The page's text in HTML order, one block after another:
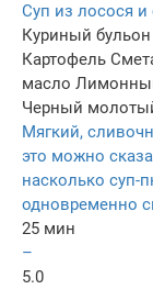
Суп из лосося и
Куриный бульон
Картофель
масло
Черный
Мягкий,
это можно
насколько
одновременно
25 мин
–
5.0